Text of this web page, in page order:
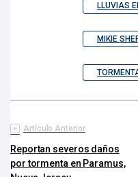
LLUVIAS
MIKIE
Artículo Anterior
Reportan severos daños
por tormenta en Paramus,